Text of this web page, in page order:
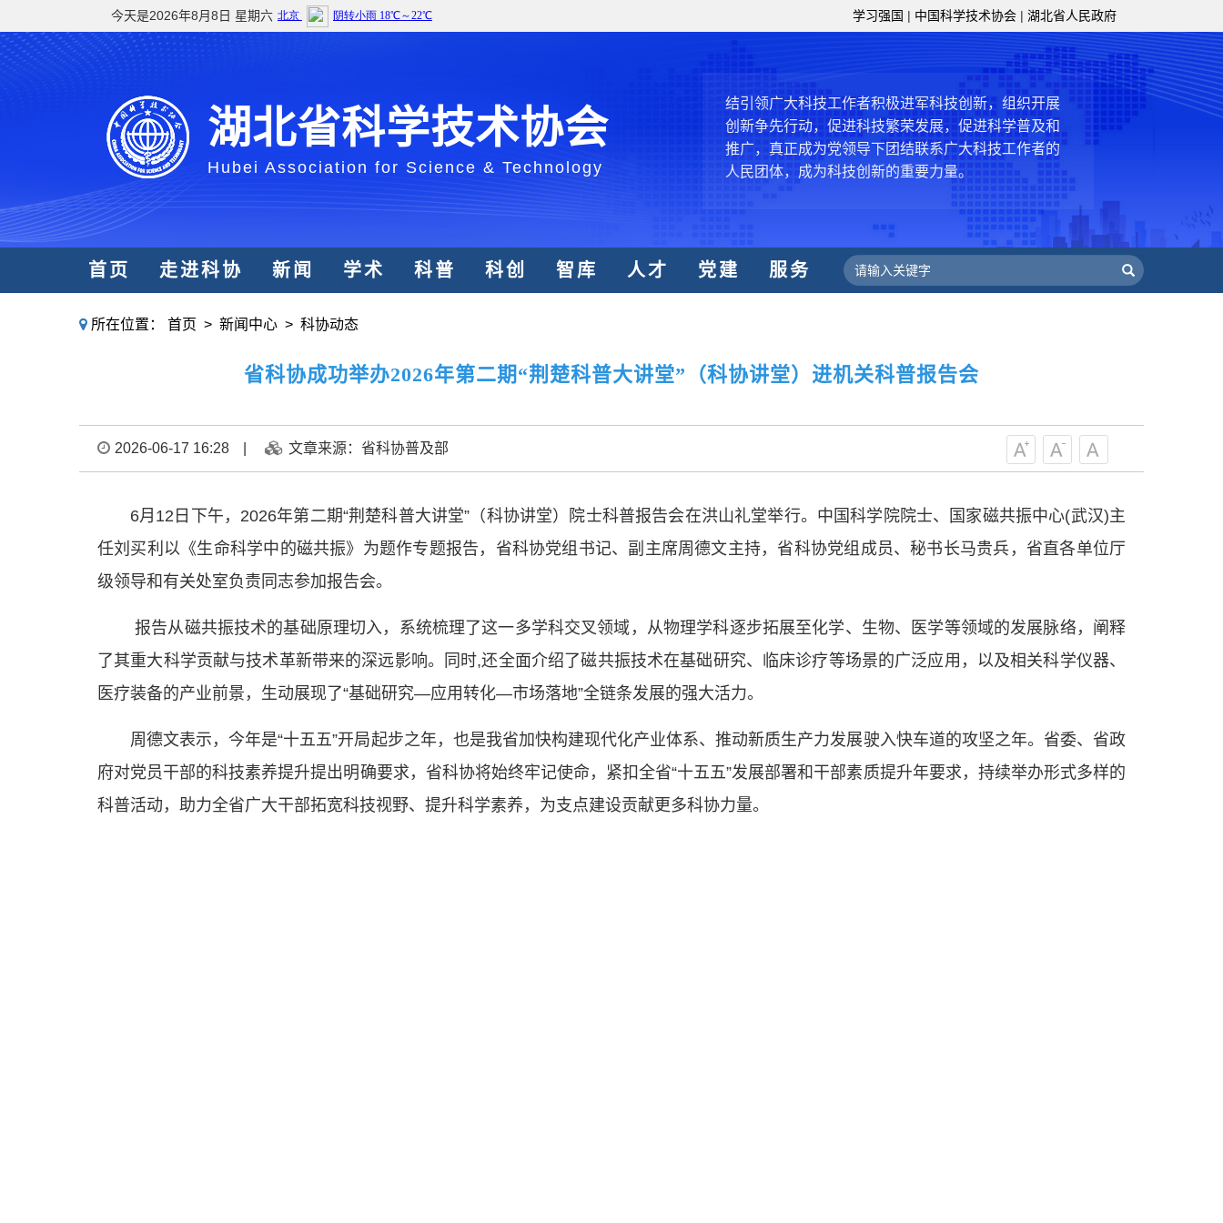
学习强国 | 中国科学技术协会 | 湖北省人民政府
今天是2026年8月8日 星期六
湖北省科学技术协会
Hubei Association for Science & Technology
中国科协各级组织要坚持为科技工作者服务、为
创新驱动发展服务、为提高全民科学素质服务、为党
和政府科学决策服务的职责定位,推动开放型、枢纽
型、平台型科协组织建设，接长手臂，扎根基层，团
结引领广大科技工作者积极进军科技创新，组织开展
创新争先行动，促进科技繁荣发展，促进科学普及和
推广，真正成为党领导下团结联系广大科技工作者的
人民团体，成为科技创新的重要力量。
——习近平 2016.5.30
中国科协要肩负起党和政府联系科技工作者桥梁
和纽带的职责，坚持为科技工作者服务、为创新驱动
发展服务、为提高全民科学素质服务、为党和政府科
合作，为全面建设社会主义现代化国家、推动构建人
中国科协各级组织要坚持为科技工作者服务、为
创新驱动发展服务、为提高全民科学素质服务、为党
型、平台型科协组织建设，接长手臂，扎根基层，团
创新争先行动，促进科技繁荣发展，促进科学普及和
——习近平 2016.5.30
中国科协要肩负起党和政府联系科技工作者桥梁
和纽带的职责，坚持为科技工作者服务、为创新驱动
学决策服务，更广泛地把广大科技工作者团结在党的
周围，弘扬科学家精神，涵养优良学风。要坚持面向
世界、面向未来，增进对国际科技界的开放、信任、
合作，为全面建设社会主义现代化国家、推动构建人
首页 走进科协 新闻 学术 科普 科创 智库 人才 党建 服务
所在位置： 首页 > 新闻中心 > 科协动态
省科协成功举办2026年第二期“荆楚科普大讲堂”（科协讲堂）进机关科普报告会
2026-06-17 16:28 文章来源：省科协普及部
6月12日下午，2026年第二期“荆楚科普大讲堂”（科协讲堂）院士科普报告会在洪山礼堂举行。中国科学院院士、国家磁共振中心(武汉)主
任刘买利以《生命科学中的磁共振》为题作专题报告，省科协党组书记、副主席周德文主持，省科协党组成员、秘书长马贵兵，省直各单位厅
级领导和有关处室负责同志参加报告会。
报告从磁共振技术的基础原理切入，系统梳理了这一多学科交叉领域，从物理学科逐步拓展至化学、生物、医学等领域的发展脉络，阐释
了其重大科学贡献与技术革新带来的深远影响。同时,还全面介绍了磁共振技术在基础研究、临床诊疗等场景的广泛应用，以及相关科学仪器、
医疗装备的产业前景，生动展现了“基础研究—应用转化—市场落地”全链条发展的强大活力。
周德文表示，今年是“十五五”开局起步之年，也是我省加快构建现代化产业体系、推动新质生产力发展驶入快车道的攻坚之年。省委、省政
府对党员干部的科技素养提升提出明确要求，省科协将始终牢记使命，紧扣全省“十五五”发展部署和干部素质提升年要求，持续举办形式多样的
科普活动，助力全省广大干部拓宽科技视野、提升科学素养，为支点建设贡献更多科协力量。